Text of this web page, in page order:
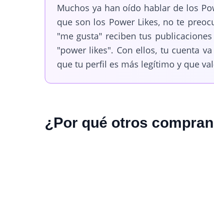
Muchos ya han oído hablar de los
que son los Power Likes, no te
"me gusta" reciben tus
"power likes". Con ellos, tu cuenta
que tu perfil es más legítimo y que
¿Por qué otros